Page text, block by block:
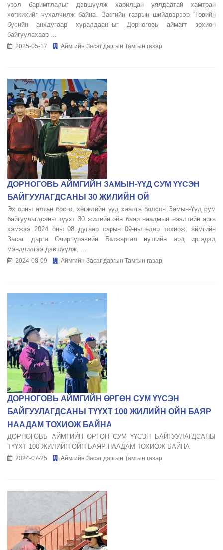
үзэл баримтлалыг дэвшүүлж харилцан уялдаатай хамтран
хөгжихийг чухалчилж байна. Засгийн газрын шийдвэрээр “Говийн
бүсийн анхдугаар хуралдаан”-ыг Дорноговь аймагт зохион
байгуулахаар ...
2025-05-17 Аймгийн Засаг даргын Тамгын газар
ДОРНОГОВЬ АЙМГИЙН ЗАМЫН-ҮҮД СУМ ҮҮСЭН
БАЙГУУЛАГДСАНЫ 30 ЖИЛИЙН ОЙ
Эх орны алтан босго, хөгжлийн үүд хаалга болсон Замын-Үүд сум
байгуулагдсаны түүхт 30 жилийн ойн баяр наадмын нээлтийн арга
хэмжээ 2024 оны 08 дугаар сарын 09-ны өдөр тохиож, аймгийн
Засаг дарга Очирпүрэвийн Батжаргал нутгийн ард иргэдэд
мэндчилгээ дэвшүүлж, ...
2024-08-09 Аймгийн Засаг даргын Тамгын газар
ДОРНОГОВЬ АЙМГИЙН ӨРГӨН СУМ ҮҮСЭН
БАЙГУУЛАГДСАНЫ ТҮҮХТ 100 ЖИЛИЙН ОЙН БАЯР
НААДАМ ТОХИОЖ БАЙНА
ДОРНОГОВЬ АЙМГИЙН ӨРГӨН СУМ ҮҮСЭН БАЙГУУЛАГДСАНЫ
ТҮҮХТ 100 ЖИЛИЙН ОЙН БАЯР НААДАМ ТОХИОЖ БАЙНА
2024-07-25 Аймгийн Засаг даргын Тамгын газар